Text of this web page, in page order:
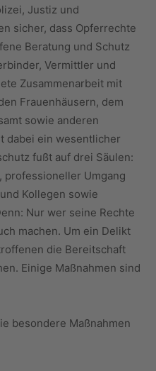
Justiz und
sicher, dass Opferrechte
Beratung und Schutz
Vermittler und
Zusammenarbeit mit
Frauenhäusern, dem
sowie anderen
dabei ein wesentlicher
fußt auf drei Säulen:
professioneller Umgang
Kollegen sowie
Nur wer seine Rechte
machen. Um ein Delikt
die Bereitschaft
Einige Maßnahmen sind
besondere Maßnahmen